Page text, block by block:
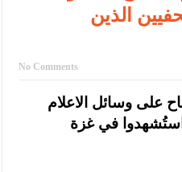
الذين
No Comments
في غزة